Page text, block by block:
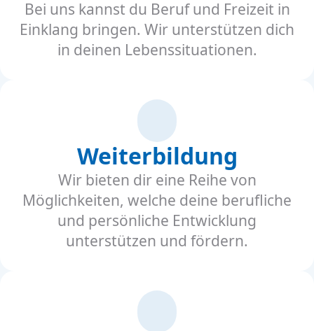
Bei uns kannst du Beruf und Freizeit in
Einklang bringen. Wir unterstützen dich
in deinen Lebenssituationen.
Weiterbildung
Wir bieten dir eine Reihe von
Möglichkeiten, welche deine berufliche
und persönliche Entwicklung
unterstützen und fördern.